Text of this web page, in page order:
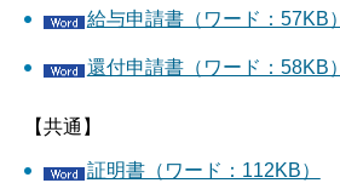
給与申請書（ワード：57KB）
還付申請書（ワード：58KB）
【共通】
証明書（ワード：112KB）